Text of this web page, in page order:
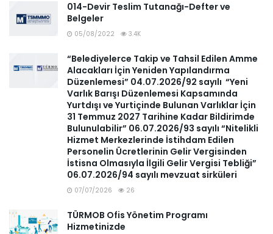
014-Devir Teslim Tutanağı-Defter ve
Belgeler
05/08/2022 3.4K
“Belediyelerce Takip ve Tahsil Edilen Amme
Alacakları İçin Yeniden Yapılandırma
Düzenlemesi” 04.07.2026/92 sayılı “Yeni
Varlık Barışı Düzenlemesi Kapsamında
Yurtdışı ve Yurtiçinde Bulunan Varlıklar İçin
31 Temmuz 2027 Tarihine Kadar Bildirimde
Bulunulabilir” 06.07.2026/93 sayılı “Nitelikli
Hizmet Merkezlerinde İstihdam Edilen
Personelin Ücretlerinin Gelir Vergisinden
İstisna Olmasıyla İlgili Gelir Vergisi Tebliği”
06.07.2026/94 sayılı mevzuat sirküleri
07/07/2026 26
TÜRMOB Ofis Yönetim Programı
Hizmetinizde